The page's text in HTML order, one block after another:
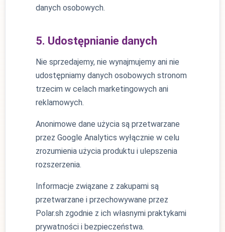
danych osobowych.
5. Udostępnianie danych
Nie sprzedajemy, nie wynajmujemy ani nie
udostępniamy danych osobowych stronom
trzecim w celach marketingowych ani
reklamowych.
Anonimowe dane użycia są przetwarzane
przez Google Analytics wyłącznie w celu
zrozumienia użycia produktu i ulepszenia
rozszerzenia.
Informacje związane z zakupami są
przetwarzane i przechowywane przez
Polar.sh zgodnie z ich własnymi praktykami
prywatności i bezpieczeństwa.